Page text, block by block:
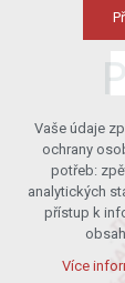
Technická
nutná
Volitelná
Vaše údaje
ochrany
potřeb:
analytických
přístup k
Více